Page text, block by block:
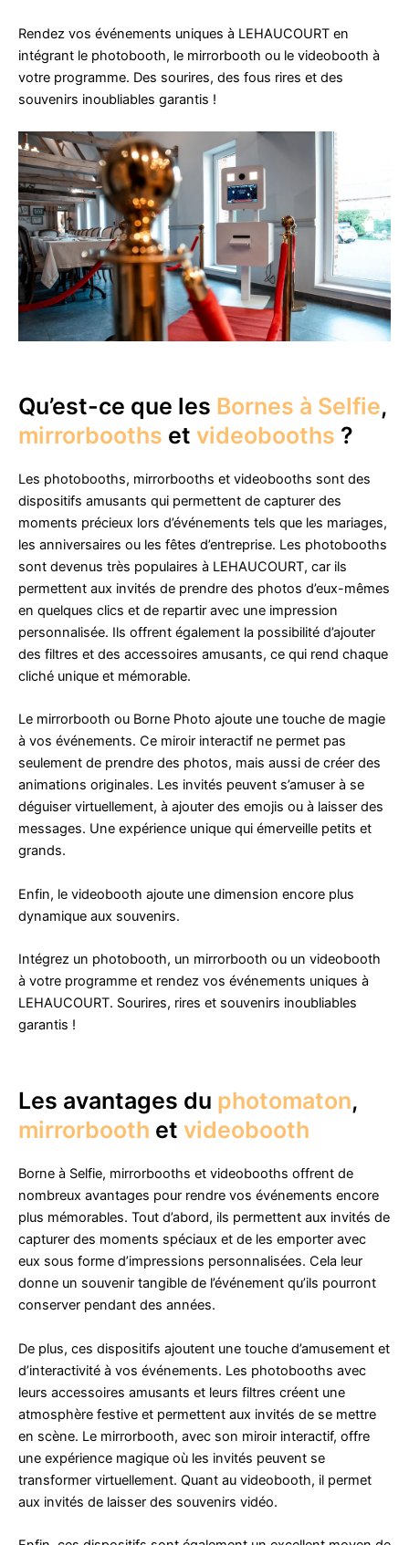
Rendez vos événements uniques à LEHAUCOURT en
intégrant le photobooth, le mirrorbooth ou le videobooth à
votre programme. Des sourires, des fous rires et des
souvenirs inoubliables garantis !
Qu’est-ce que les Bornes à Selfie,
mirrorbooths et videobooths ?
Les photobooths, mirrorbooths et videobooths sont des
dispositifs amusants qui permettent de capturer des
moments précieux lors d’événements tels que les mariages,
les anniversaires ou les fêtes d’entreprise. Les photobooths
sont devenus très populaires à LEHAUCOURT, car ils
permettent aux invités de prendre des photos d’eux-mêmes
en quelques clics et de repartir avec une impression
personnalisée. Ils offrent également la possibilité d’ajouter
des filtres et des accessoires amusants, ce qui rend chaque
cliché unique et mémorable.
Le mirrorbooth ou Borne Photo ajoute une touche de magie
à vos événements. Ce miroir interactif ne permet pas
seulement de prendre des photos, mais aussi de créer des
animations originales. Les invités peuvent s’amuser à se
déguiser virtuellement, à ajouter des emojis ou à laisser des
messages. Une expérience unique qui émerveille petits et
grands.
Enfin, le videobooth ajoute une dimension encore plus
dynamique aux souvenirs.
Intégrez un photobooth, un mirrorbooth ou un videobooth
à votre programme et rendez vos événements uniques à
LEHAUCOURT. Sourires, rires et souvenirs inoubliables
garantis !
Les avantages du photomaton,
mirrorbooth et videobooth
Borne à Selfie, mirrorbooths et videobooths offrent de
nombreux avantages pour rendre vos événements encore
plus mémorables. Tout d’abord, ils permettent aux invités de
capturer des moments spéciaux et de les emporter avec
eux sous forme d’impressions personnalisées. Cela leur
donne un souvenir tangible de l’événement qu’ils pourront
conserver pendant des années.
De plus, ces dispositifs ajoutent une touche d’amusement et
d’interactivité à vos événements. Les photobooths avec
leurs accessoires amusants et leurs filtres créent une
atmosphère festive et permettent aux invités de se mettre
en scène. Le mirrorbooth, avec son miroir interactif, offre
une expérience magique où les invités peuvent se
transformer virtuellement. Quant au videobooth, il permet
aux invités de laisser des souvenirs vidéo.